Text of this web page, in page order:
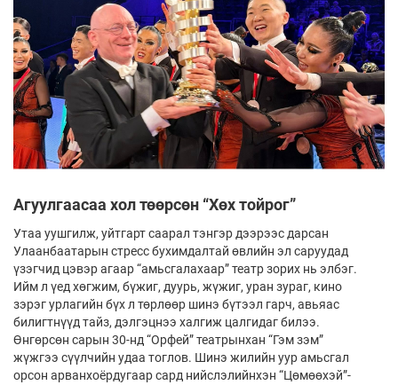
Агуулгаасаа хол төөрсөн “Хөх тойрог”
Утаа уушгилж, уйтгарт саарал тэнгэр дээрээс дарсан
Улаанбаатарын стресс бухимдалтай өвлийн эл саруудад
үзэгчид цэвэр агаар “амьсгалахаар” театр зорих нь элбэг.
Ийм л үед хөгжим, бүжиг, дуурь, жүжиг, уран зураг, кино
зэрэг урлагийн бүх л төрлөөр шинэ бүтээл гарч, авьяас
билигтнүүд тайз, дэлгэцнээ халгиж цалгидаг билээ.
Өнгөрсөн сарын 30-нд “Орфей” театрынхан “Гэм зэм”
жүжгээ сүүлчийн удаа тоглов. Шинэ жилийн уур амьсгал
орсон арванхоёрдугаар сард нийслэлийнхэн “Цөмөөхэй”-